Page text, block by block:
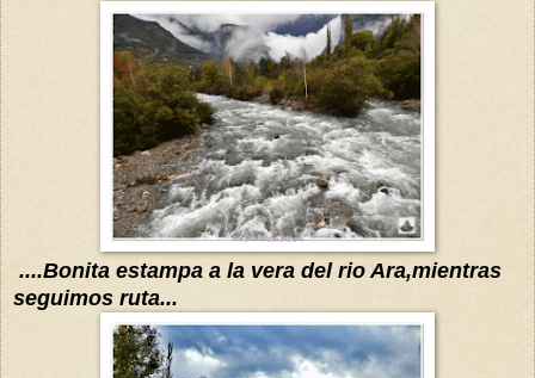
....Bonita estampa a la vera del rio Ara,mientras
seguimos ruta...